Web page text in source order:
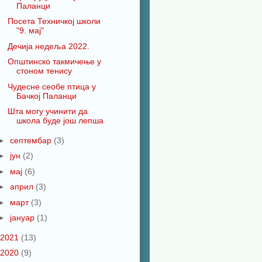
Паланци
Посета Техничкој школи
"9. мај"
Дечија недеља 2022.
Општинско такмичење у
стоном тенису
Чудесне сеобе птица у
Бачкој Паланци
Шта могу учинити да
школа буде још лепша
септембар (3)
јун (2)
мај (6)
април (3)
март (3)
јануар (1)
2021 (13)
2020 (9)